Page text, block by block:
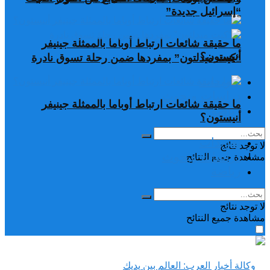
ما حقيقة شائعات ارتباط أوباما بالممثلة جينيفر
أنيستون؟
تغريدات
دراسات وبحوث
رياضة
لا توجد نتائج
مشاهدة جميع النتائح
“إسرائيل جديدة”
“كيت ميدلتون” بمفردها ضمن رحلة تسوق نادرة
ما حقيقة شائعات ارتباط أوباما بالممثلة جينيفر
أنيستون؟
تغريدات
دراسات وبحوث
لا توجد نتائج
مشاهدة جميع النتائح